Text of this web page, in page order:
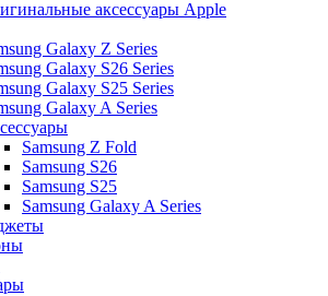
аксессуары Apple
Galaxy Z Series
Galaxy S26 Series
Galaxy S25 Series
Galaxy A Series
Samsung Z Fold
Samsung S26
Samsung S25
Samsung Galaxy A Series